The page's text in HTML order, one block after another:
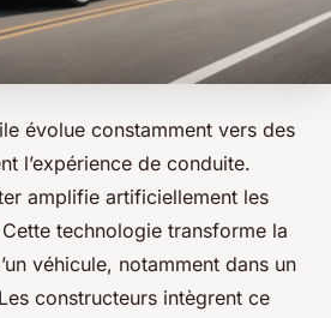
évolue constamment vers des
l’expérience de conduite.
amplifie artificiellement les
technologie transforme la
véhicule, notamment dans un
constructeurs intègrent ce